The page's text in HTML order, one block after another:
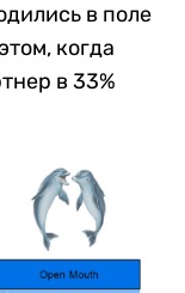
в поле
когда
в 33%